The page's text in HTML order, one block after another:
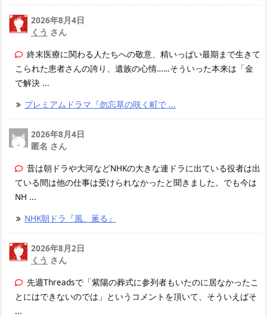
2026年8月4日
くう さん
終末医療に関わる人たちへの敬意、精いっぱい最期まで生きて
こられた患者さんの誇り、遺族の心情……そういった本来は「金
で解決 ...
プレミアムドラマ『勿忘草の咲く町で ...
2026年8月4日
匿名 さん
昔は朝ドラや大河などNHKの大きな連ドラに出ている役者は出
ている間は他の仕事は受けられなかったと聞きました。でも今は
NH ...
NHK朝ドラ『風、薫る』
2026年8月2日
くう さん
先週Threadsで「紫陽の葬式に参列者もいたのに居なかったこ
とにはできないのでは」というコメントを頂いて、そういえばそ
...